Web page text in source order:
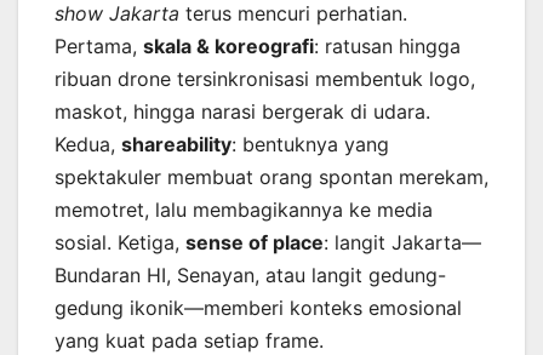
show Jakarta terus mencuri perhatian.
Pertama, skala & koreografi: ratusan hingga
ribuan drone tersinkronisasi membentuk logo,
maskot, hingga narasi bergerak di udara.
Kedua, shareability: bentuknya yang
spektakuler membuat orang spontan merekam,
memotret, lalu membagikannya ke media
sosial. Ketiga, sense of place: langit Jakarta—
Bundaran HI, Senayan, atau langit gedung-
gedung ikonik—memberi konteks emosional
yang kuat pada setiap frame.